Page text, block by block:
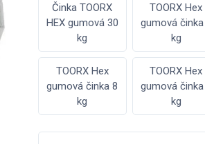
Činka TOORX
HEX gumová 30
kg
TOORX Hex
gumová činka
kg
TOORX Hex
gumová činka 8
kg
TOORX Hex
gumová
kg